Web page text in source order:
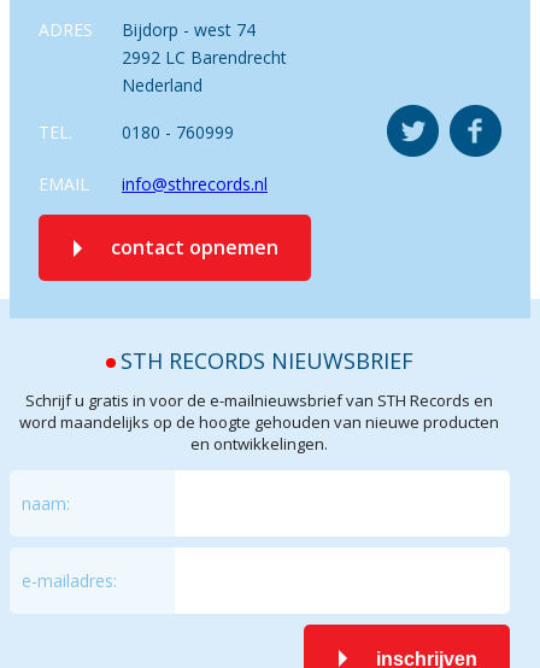
ADRES
Bijdorp - west 74
2992 LC Barendrecht
Nederland
TEL. 0180 - 760999
EMAIL info@sthrecords.nl
contact opnemen
STH RECORDS NIEUWSBRIEF
Schrijf u gratis in voor de e-mailnieuwsbrief van STH Records en
word maandelijks op de hoogte gehouden van nieuwe producten
en ontwikkelingen.
naam:
e-mailadres:
inschrijven